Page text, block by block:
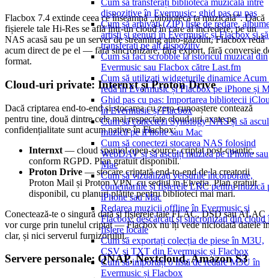
Cum să transferați biblioteca muzicală între
dispozitive în Evermusic: ghid pas cu pas
Cum să arhivați (ZIP) liste de redare,
artiști și genuri în Evermusic și Flacbox și
transferați pe alt dispozitiv
Cum să faci scrobble la istoricul muzical din
Evermusic sau Flacbox către Last.fm
Cum să utilizați widgeturile dinamice Acum
redă în Evermusic și Flacbox pe iPhone și
Ghid pas cu pas: Importarea bibliotecii
în Evermusic și Flacbox
Cum să conectezi Synology NAS și să
muzică pe iPhone sau Mac
Cum să conectezi stocarea NAS folosind
WebDAV și să asculți muzică pe iPhone sau
Mac
Cum să vizualizați versurile încorporate,
comentariile și fișierele LRC pentru muzică
iPhone sau Mac
Redarea muzicii offline în Evermusic și
Flacbox: descărcați și sincronizați din cloud
fișiere locale
Cum să exportați colecția de piese în M3U,
CSV și TXT din Evermusic și Flacbox
Cum să importați o listă de redare M3U în
Evermusic și Flacbox
Flacbox 7.4 extinde ceea ce înseamnă „biblioteca ta muzicală”. Dacă
fișierele tale Hi-Res se află într-un cloud în care ai încredere, pe un
NAS acasă sau pe un server de streaming auto-găzduit, Flacbox redă
acum direct de pe el — fără sincronizare, fără export, fără conversie
format.
Cloud-uri private: Internxt și Proton Drive
Dacă criptarea end-to-end și stocarea cu zero-cunoaștere contează
pentru tine, două dintre cele mai respectate cloud-uri axate pe
confidențialitate sunt acum native în Flacbox:
Internxt — cloud spaniol open-source, criptat post-cuantic,
conform RGPD. Plan gratuit disponibil.
Proton Drive — stocare criptată end-to-end de la creatorii
Proton Mail și Proton VPN, cu sediul în Elveția. Plan gratuit
disponibil, cu planuri plătite pentru biblioteci mai mari.
Conectează-te o singură dată și fișierele tale FLAC, DSD sau ALAC
vor curge prin tunelul criptat — Flacbox nu îți vede niciodată datele
clar, și nici serverul furnizorului.
Servere personale: QNAP, Nextcloud, Amazon S3